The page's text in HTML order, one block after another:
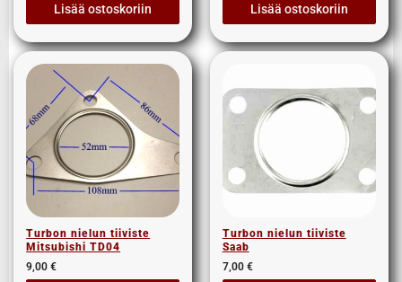
Lisää ostoskoriin Lisää ostoskoriin
Turbon nielun tiiviste
Mitsubishi TD04
9,00€
Turbon nielun tiiviste
Saab
7,00 €